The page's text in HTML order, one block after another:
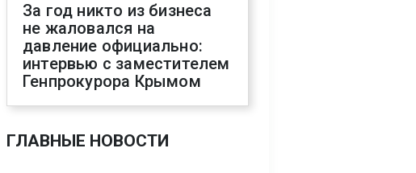
За год никто из бизнеса
не жаловался на
давление официально:
интервью с заместителем
Генпрокурора Крымом
ГЛАВНЫЕ НОВОСТИ